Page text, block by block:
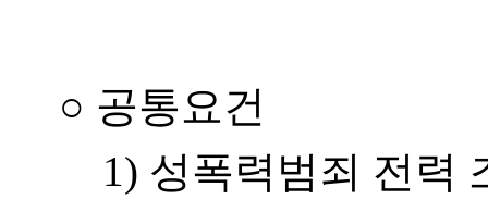
○ 공통요건
1) 성폭력범죄 전력